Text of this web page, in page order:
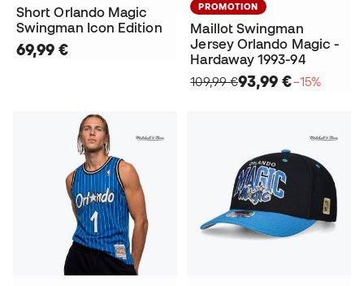
Short Orlando Magic
Swingman Icon Edition
69,99 €
PROMOTION
Maillot Swingman
Jersey Orlando Magic -
Hardaway 1993-94
109,99 €93,99 €−15%